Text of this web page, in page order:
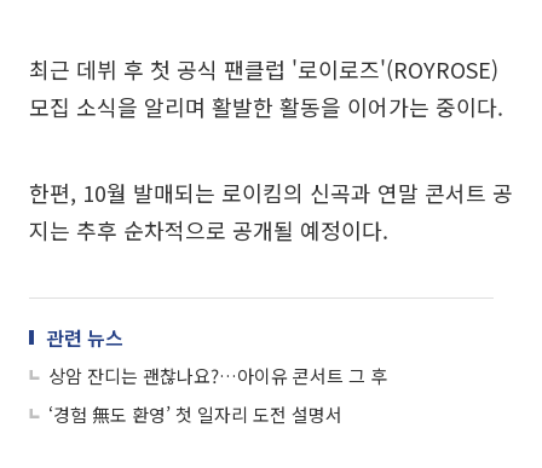
최근 데뷔 후 첫 공식 팬클럽 '로이로즈'(ROYROSE)
모집 소식을 알리며 활발한 활동을 이어가는 중이다.
한편, 10월 발매되는 로이킴의 신곡과 연말 콘서트 공
지는 추후 순차적으로 공개될 예정이다.
관련 뉴스
상암 잔디는 괜찮나요?…아이유 콘서트 그 후
‘경험 無도 환영’ 첫 일자리 도전 설명서